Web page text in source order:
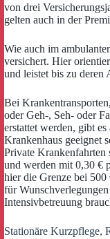
von drei
gelten auch in der
Wie auch im
versichert. Hier
und leistet bis zu
Bei
oder Geh-, Seh- oder
erstattet werden, gibt
Krankenhaus geeignet
Private Krankenfahrten
und werden mit 0,30 €
hier die Grenze bei
für
Intensivbetreuung
Stationäre Kurzpflege,